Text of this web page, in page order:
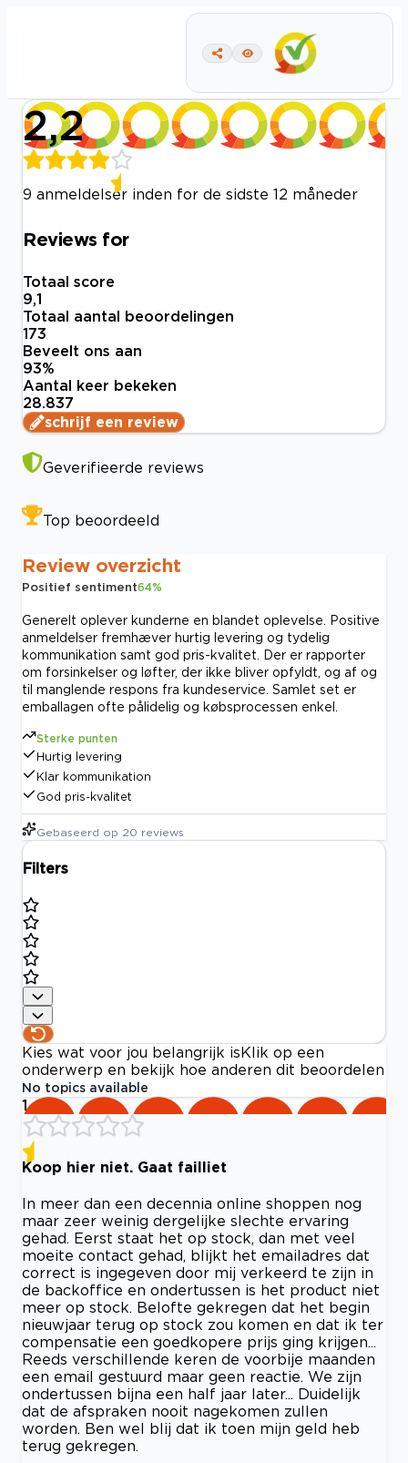
2,2
9 anmeldelser inden for de sidste 12 måneder
Reviews for
Totaal score
9,1
Totaal aantal beoordelingen
173
Beveelt ons aan
93%
Aantal keer bekeken
28.837
schrijf een review
Geverifieerde reviews
Top beoordeeld
Review overzicht
Positief sentiment64%
Generelt oplever kunderne en blandet oplevelse. Positive
anmeldelser fremhæver hurtig levering og tydelig
kommunikation samt god pris-kvalitet. Der er rapporter
om forsinkelser og løfter, der ikke bliver opfyldt, og af og
til manglende respons fra kundeservice. Samlet set er
emballagen ofte pålidelig og købsprocessen enkel.
Sterke punten
Hurtig levering
Klar kommunikation
God pris-kvalitet
Gebaseerd op 20 reviews
Filters
Kies wat voor jou belangrijk is Klik op een
onderwerp en bekijk hoe anderen dit beoordelen
No topics available
1
Koop hier niet. Gaat failliet
In meer dan een decennia online shoppen nog
maar zeer weinig dergelijke slechte ervaring
gehad. Eerst staat het op stock, dan met veel
moeite contact gehad, blijkt het emailadres dat
correct is ingegeven door mij verkeerd te zijn in
de backoffice en ondertussen is het product niet
meer op stock. Belofte gekregen dat het begin
nieuwjaar terug op stock zou komen en dat ik ter
compensatie een goedkopere prijs ging krijgen...
Reeds verschillende keren de voorbije maanden
een email gestuurd maar geen reactie. We zijn
ondertussen bijna een half jaar later... Duidelijk
dat de afspraken nooit nagekomen zullen
worden. Ben wel blij dat ik toen mijn geld heb
terug gekregen.